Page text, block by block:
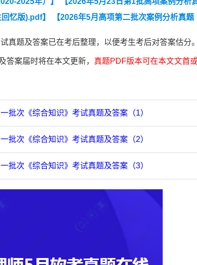
忆版).pdf】
【2026年5月高项第二批次案例分析真题
真题及答案已在考后整理，以便考生考后对答案估分
答案届时将在本文更新， 真题PDF版本可在本文文首
批次《综合知识》考试真题及答案（1）
批次《综合知识》考试真题及答案（2）
批次《综合知识》考试真题及答案（3）